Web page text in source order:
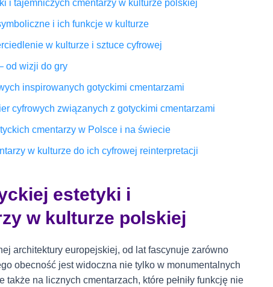
i tajemniczych cmentarzy w kulturze polskiej
i ich funkcje w kulturze
w kulturze i sztuce cyfrowej
od wizji do gry
inspirowanych gotyckimi cmentarzami
cyfrowych związanych z gotyckimi cmentarzami
cmentarzy w Polsce i na świecie
w kulturze do ich cyfrowej reinterpretacji
estetyki i
w kulturze polskiej
architektury europejskiej, od lat fascynuje zarówno
obecność jest widoczna nie tylko w monumentalnych
na licznych cmentarzach, które pełniły funkcję nie